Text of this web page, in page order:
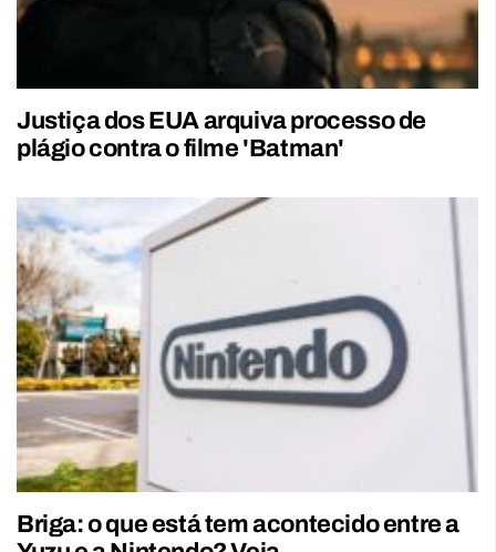
Justiça dos EUA arquiva processo de
plágio contra o filme 'Batman'
Briga: o que está tem acontecido entre a